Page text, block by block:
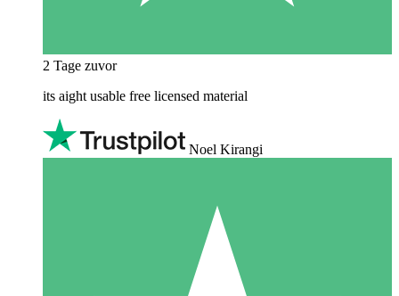
2 Tage zuvor
its aight usable free licensed material
Noel Kirangi